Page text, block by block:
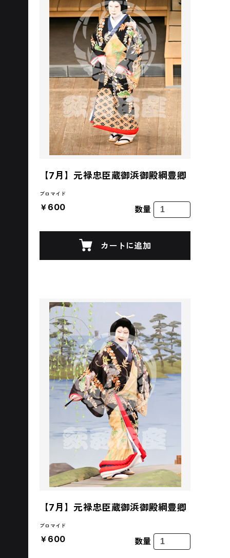
【7月】元禄忠臣蔵御浜御殿綱豊卿
ブロマイド
￥600 数量
カートに追加
【7月】元禄忠臣蔵御浜御殿綱豊卿
ブロマイド
￥600 数量